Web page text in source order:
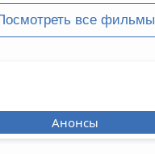
все фильмы
Анонсы